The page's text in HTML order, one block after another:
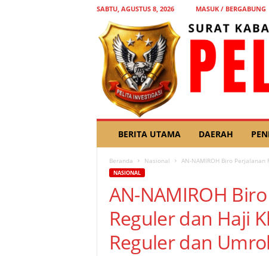
SABTU, AGUSTUS 8, 2026 MASUK / BERGABUNG
L
BERITA UTAMA DAERAH
Beranda Nasional AN-NAMIROH Biro
NASIONAL
AN-NAMIROH
Reguler dan Haji
Reguler dan